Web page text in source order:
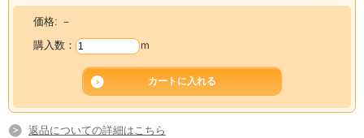
価格: －
購入数：
ｍ
返品についての詳細はこちら